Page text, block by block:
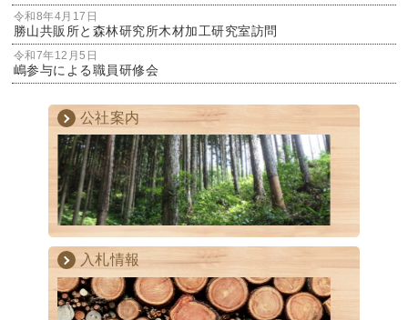
令和8年4月17日
勝山共販所と森林研究所木材加工研究室訪問
令和7年12月5日
嶋参与による職員研修会
公社案内
入札情報